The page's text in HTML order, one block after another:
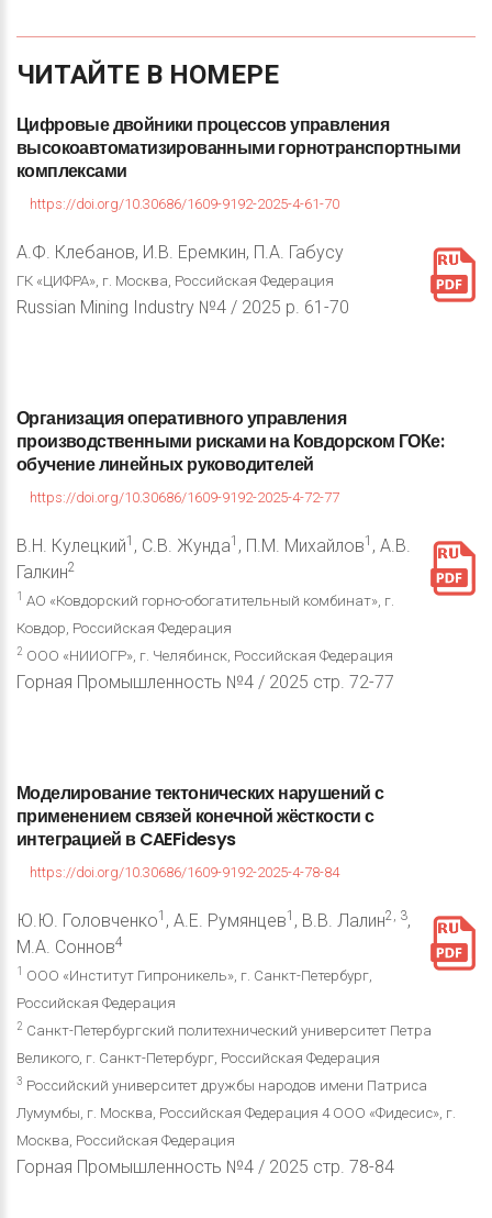
ЧИТАЙТЕ В НОМЕРЕ
Цифровыедвойники процессовуправления
высокоавтоматизированнымигорнотранспортными
комплексами
https://doi.org/10.30686/1609-9192-2025-4-61-70
А.Ф. Клебанов, И.В. Еремкин, П.А. Габусу
ГК «ЦИФРА», г. Москва, Российская Федерация
Russian Mining Industry №4 / 2025 p. 61-70
Организацияоперативногоуправления
производственными рискамина Ковдорском ГОКе:
обучениелинейныхруководителей
https://doi.org/10.30686/1609-9192-2025-4-72-77
В.Н. Кулецкий1 , С.В. Жунда1 , П.М. Михайлов1 , А.В.
Галкин2
1 АО «Ковдорский горно-обогатительный комбинат», г.
Ковдор, Российская Федерация
2 ООО «НИИОГР», г. Челябинск, Российская Федерация
Горная Промышленность №4 / 2025 стр. 72-77
Моделированиетектоническихнарушенийс
применениемсвязей конечнойжёсткостис
интеграцией в CAEFidesys
https://doi.org/10.30686/1609-9192-2025-4-78-84
Ю.Ю. Головченко1 , А.Е. Румянцев1 , В.В. Лалин2, 3,
М.А. Соннов4
1
ООО «Институт Гипроникель», г. Санкт-Петербург,
Российская Федерация
2 Санкт-Петербургский политехнический университет Петра
Великого, г. Санкт-Петербург, Российская Федерация
3 Российский университет дружбы народов имени Патриса
Лумумбы, г. Москва, Российская Федерация 4 ООО «Фидесис», г.
Москва, Российская Федерация
Горная Промышленность №4 / 2025 стр. 78-84